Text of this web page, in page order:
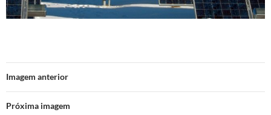
Imagem anterior
Próxima imagem